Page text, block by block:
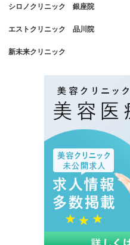
シロノクリニック 銀座院
エストクリニック 品川院
新未来クリニック